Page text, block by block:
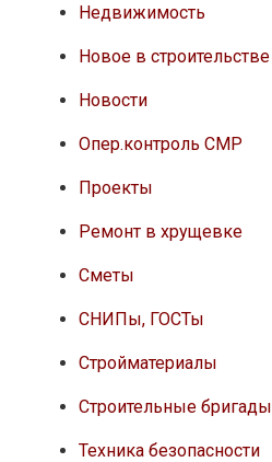
Недвижимость
Новое в строительстве
Новости
Опер.контроль СМР
Проекты
Ремонт в хрущевке
Сметы
СНИПы, ГОСТы
Стройматериалы
Строительные бригады
Техника безопасности